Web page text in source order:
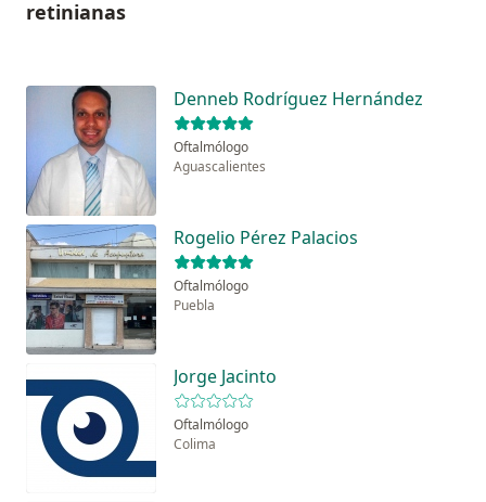
retinianas
Denneb Rodríguez Hernández
Oftalmólogo
Aguascalientes
Rogelio Pérez Palacios
Oftalmólogo
Puebla
Jorge Jacinto
Oftalmólogo
Colima